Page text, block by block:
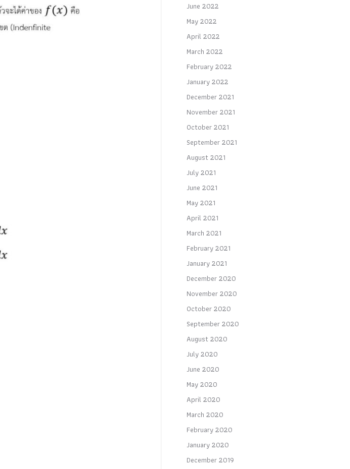
June 2022
May 2022
April 2022
March 2022
February 2022
January 2022
December 2021
November 2021
October 2021
September 2021
August 2021
July 2021
June 2021
May 2021
April 2021
March 2021
February 2021
January 2021
December 2020
November 2020
October 2020
September 2020
August 2020
July 2020
June 2020
May 2020
April 2020
March 2020
February 2020
January 2020
December 2019